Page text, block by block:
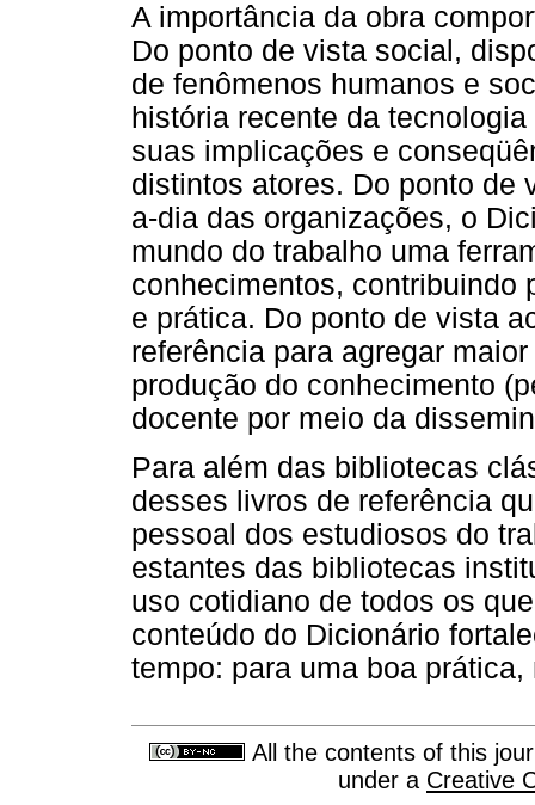
A importância da obra
Do ponto de vista social,
de fenômenos humanos e
história recente da
suas implicações e
distintos atores. Do ponto de
a-dia das organizações, o
mundo do trabalho uma
conhecimentos, contribuindo
e prática. Do ponto de vista
referência para agregar
produção do conhecimento
docente por meio da
Para além das bibliotecas
desses livros de referência
pessoal dos estudiosos do
estantes das bibliotecas
uso cotidiano de todos os
conteúdo do Dicionário
tempo: para uma boa
All the contents of this
under a Creative